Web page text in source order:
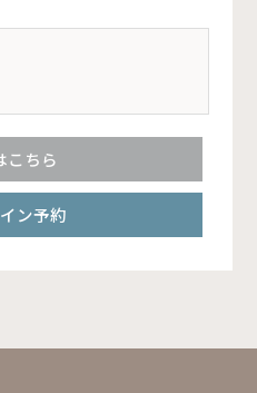
こちら
ン予約